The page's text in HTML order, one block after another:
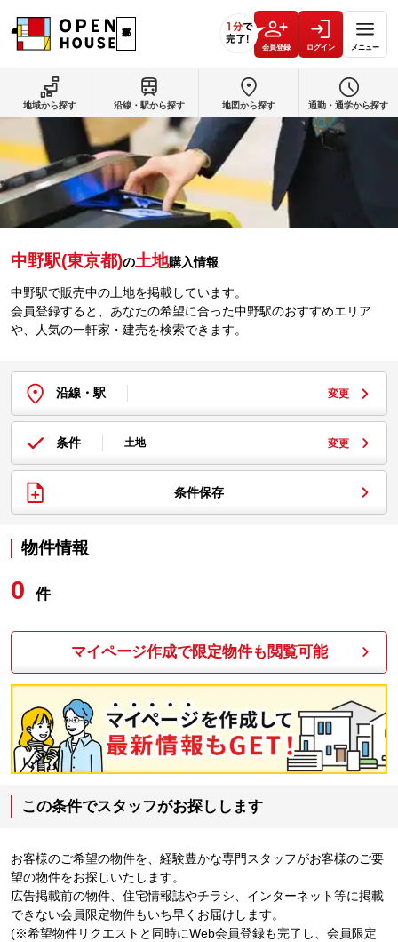
会員登録 ログイン メニュー
中野駅(東京都)の土地購入情報
中野駅で販売中の土地を掲載しています。
会員登録すると、あなたの希望に合った中野駅のおすすめエリア
や、人気の一軒家・建売を検索できます。
沿線・駅 変更
条件 土地 変更
条件保存
物件情報
0 件
マイページ作成で限定物件も閲覧可能
この条件でスタッフがお探しします
お客様のご希望の物件を、経験豊かな専門スタッフがお客様のご要
望の物件をお探しいたします。
広告掲載前の物件、住宅情報誌やチラシ、インターネット等に掲載
できない会員限定物件もいち早くお届けします。
(※希望物件リクエストと同時にWeb会員登録も完了し、会員限定
地域から探す 沿線・駅から探す 地図から探す 通勤・通学から探す